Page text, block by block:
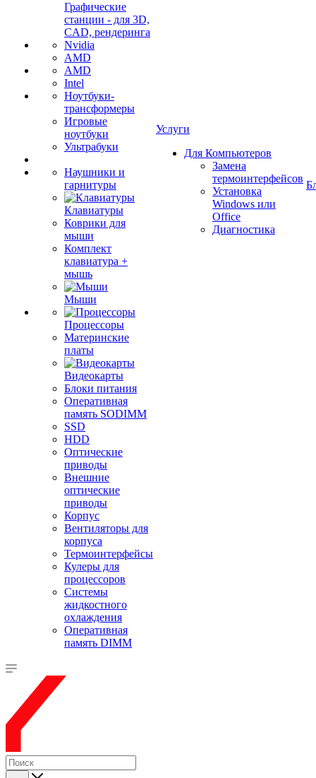
Графические
станции - для 3D,
CAD, рендеринга
Nvidia
AMD
AMD
Intel
Ноутбуки-
трансформеры
Игровые
ноутбуки
Ультрабуки
Наушники и
гарнитуры
Клавиатуры
Коврики для
мыши
Комплект
клавиатура +
мышь
Мыши
Процессоры
Материнские
платы
Видеокарты
Блоки питания
Оперативная
память SODIMM
SSD
HDD
Оптические
приводы
Внешние
оптические
приводы
Корпус
Вентиляторы для
корпуса
Термоинтерфейсы
Кулеры для
процессоров
Системы
жидкостного
охлаждения
Оперативная
память DIMM
Услуги
Для Компьютеров
Замена
термоинтерфейсов
Установка
Windows или
Office
Диагностика